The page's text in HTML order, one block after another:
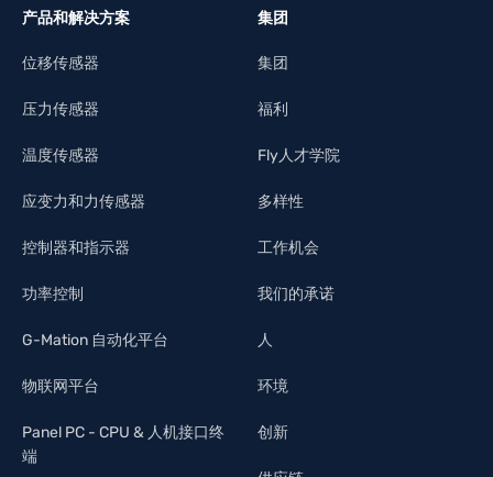
产品和解决方案
位移传感器
压力传感器
温度传感器
应变力和力传感器
控制器和指示器
功率控制
G-Mation 自动化平台
物联网平台
Panel PC - CPU & 人机接口终
端
集团
集团
福利
Fly人才学院
多样性
工作机会
我们的承诺
人
环境
创新